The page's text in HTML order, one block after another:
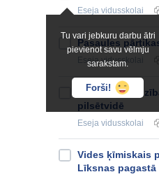
Tu vari jebkuru darbu ātri
pievienot savu vēlmju
sarakstam.
Forši!
Eseja vidusskolai
Pasaules
Esejavidusskolai
Dabas
pilsētvidē
Eseja vidusskolai
Vides ķīmiskais
Līksnas pagastā